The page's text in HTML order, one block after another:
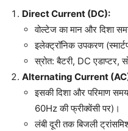
Direct Current (DC):
वोल्टेज का मान और दिशा
इलेक्ट्रॉनिक उपकरण
स्रोत: बैटरी, DC एडाप्टर,
Alternating Current
इसकी दिशा और परिमाण
60Hz की फ्रीक्वेंसी पर)।
लंबी दूरी तक बिजली